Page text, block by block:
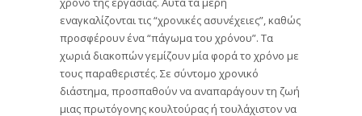
εναγκαλίζονται τις “χρονικές ασυνέχειες”, καθώς
προσφέρουν ένα “πάγωμα του χρόνου”. Τα
χωριά διακοπών γεμίζουν μία φορά το χρόνο με
τους παραθεριστές. Σε σύντομο χρονικό
διάστημα, προσπαθούν να αναπαράγουν τη ζωή
μιας πρωτόγονης κουλτούρας ή τουλάχιστον να